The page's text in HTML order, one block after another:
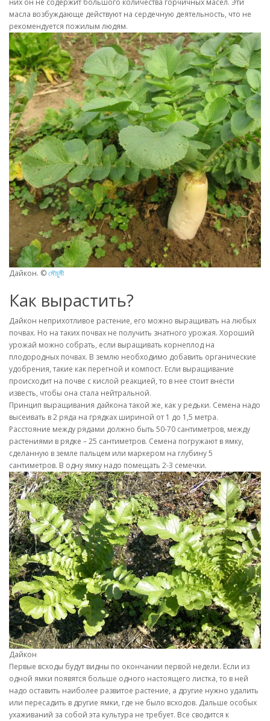
них он не содержит большого количества горчичных масел. Эти
масла возбуждающе действуют на сердечную деятельность, что не
рекомендуется пожилым людям.
Дайкон. ©মৌচুমী
Как вырастить?
Дайкон неприхотливое растение, его можно выращивать на любых
почвах. Но на таких почвах не получить знатного урожая. Хороший
урожай можно собрать, если выращивать корнеплод на
плодородных почвах. В землю необходимо добавить органические
удобрения, такие как перегной и компост. Если выращивание
происходит на почве с кислой реакцией, то в нее стоит внести
известь, чтобы она стала нейтральной.
Принцип выращивания дайкона такой же, как у редьки. Семена надо
высеивать в 2 ряда на грядках шириной от 1 до 1,5 метра.
Расстояние между рядами должно быть 50-70 сантиметров, между
растениями в рядке – 25 сантиметров. Семена погружают в ямку,
сделанную в земле пальцем или маркером на глубину 5
сантиметров. В одну ямку надо помещать 2-3 семечки.
Дайкон
Первые всходы будут видны по окончании первой недели. Если из
одной ямки появятся больше одного настоящего листка, то в ней
надо оставить наиболее развитое растение, а другие нужно удалить
или пересадить в другие ямки, где не было всходов. Дальше особых
ухаживаний за собой эта культура не требует. Все сводится к